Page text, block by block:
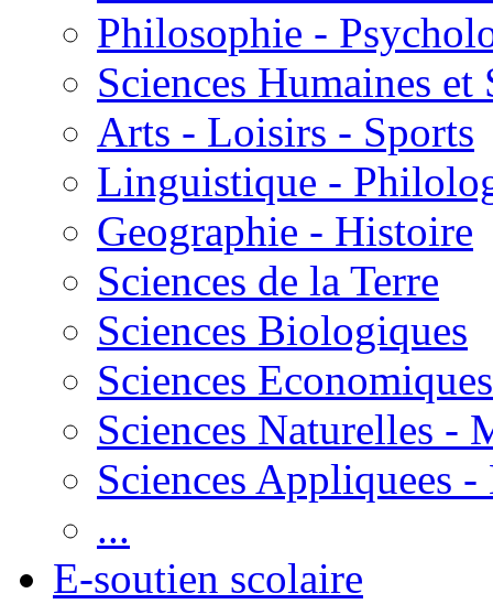
Philosophie -
Sciences Humaines et
Arts - Loisirs - Sports
Linguistique -
Geographie - Histoire
Sciences de la Terre
Sciences Biologiques
Sciences Economiques
Sciences Naturelles -
Sciences Appliquees
...
E-soutien scolaire